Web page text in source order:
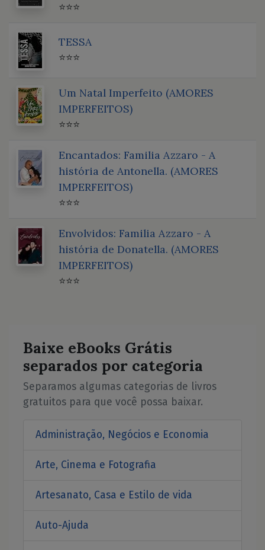
⭐⭐⭐
TESSA
⭐⭐⭐
Um Natal Imperfeito (AMORES
IMPERFEITOS)
⭐⭐⭐
Encantados: Familia Azzaro - A
história de Antonella. (AMORES
IMPERFEITOS)
⭐⭐⭐
Envolvidos: Familia Azzaro - A
história de Donatella. (AMORES
IMPERFEITOS)
⭐⭐⭐
Baixe eBooks Grátis
separados por categoria
Separamos algumas categorias de livros
gratuitos para que você possa baixar.
Administração, Negócios e Economia
Arte, Cinema e Fotografia
Artesanato, Casa e Estilo de vida
Auto-Ajuda